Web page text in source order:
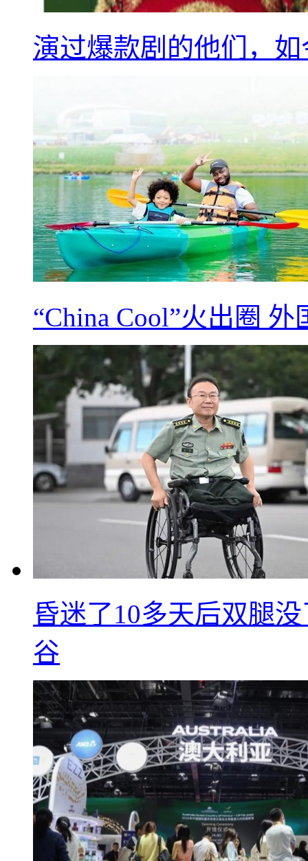
演过爆款剧的他们，
“China Cool”火出圈
昏迷了10多天后双腿
谷